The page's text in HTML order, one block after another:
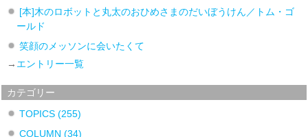
[本]木のロボットと丸太のおひめさまのだいぼうけん／トム・ゴ
ールド
笑顔のメッソンに会いたくて
→ エントリー一覧
カテゴリー
TOPICS(255)
COLUMN(34)